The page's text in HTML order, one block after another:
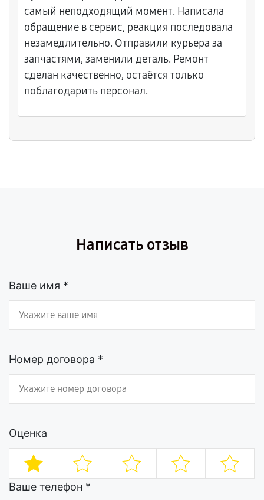
самый неподходящий момент. Написала
обращение в сервис, реакция последовала
незамедлительно. Отправили курьера за
запчастями, заменили деталь. Ремонт
сделан качественно, остаётся только
поблагодарить персонал.
Написать отзыв
Ваше имя *
Номер договора *
Оценка
Ваше телефон *